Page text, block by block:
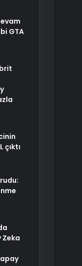
GTA
çıktı
Zeka